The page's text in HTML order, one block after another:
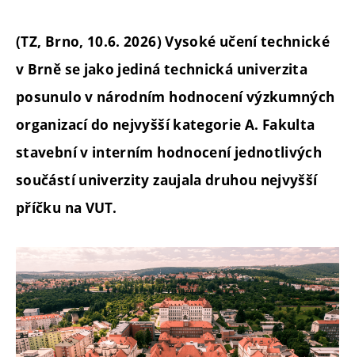
(TZ, Brno, 10.6. 2026) Vysoké učení technické
v Brně se jako jediná technická univerzita
posunulo v národním hodnocení výzkumných
organizací do nejvyšší kategorie A. Fakulta
stavební v interním hodnocení jednotlivých
součástí univerzity zaujala druhou nejvyšší
příčku na VUT.